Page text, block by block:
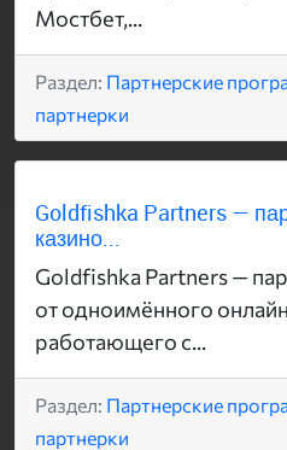
Мостбет,...
Раздел: Партнерские
партнерки
Goldfishka Partners —
казино...
Goldfishka Partners —
от одноимённого
работающего с...
Раздел: Партнерские
партнерки